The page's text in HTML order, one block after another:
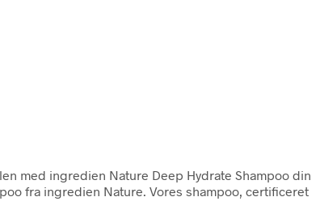
med ingredien Nature Deep Hydrate Shampoo din
fra ingredien Nature. Vores shampoo, certificeret